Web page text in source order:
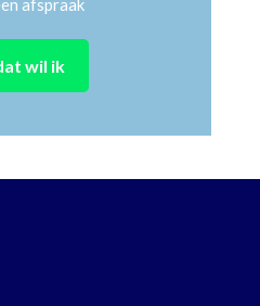
afspraak
wil ik